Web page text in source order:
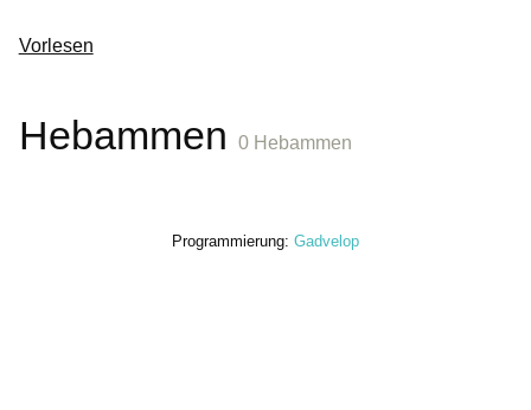
Vorlesen
Hebammen 0 Hebammen
Programmierung: Gadvelop